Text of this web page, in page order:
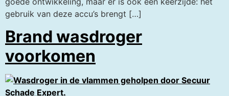
gebruik van deze accu’s brengt […]
Brand wasdroger
voorkomen